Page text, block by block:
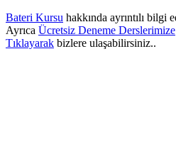
Bateri Kursu hakkında ayrıntılı bilgi
Ayrıca Ücretsiz Deneme Derslerimize
Tıklayarak bizlere ulaşabilirsiniz..